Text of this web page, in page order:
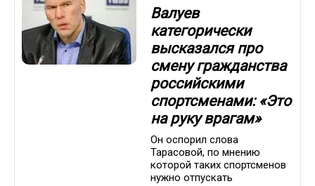
Валуев
категорически
высказался про
смену гражданства
российскими
спортсменами: «Это
на руку врагам»
Он оспорил слова
Тарасовой, по мнению
которой таких спортсменов
нужно отпускать